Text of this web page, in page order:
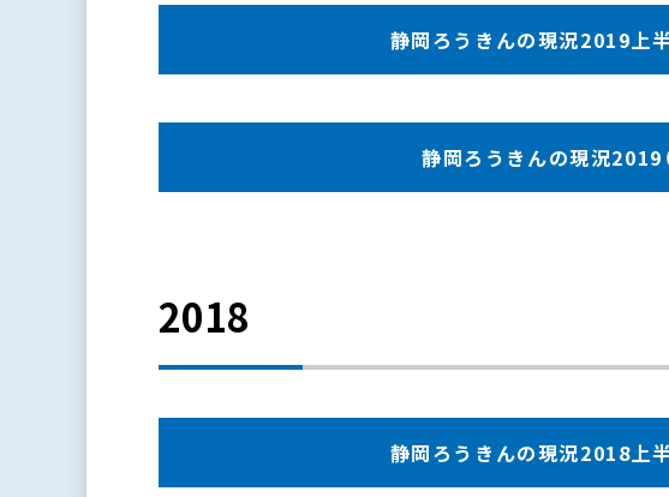
静岡ろうきんの現況2019上
静岡ろうきんの現況2019
2018
静岡ろうきんの現況2018上